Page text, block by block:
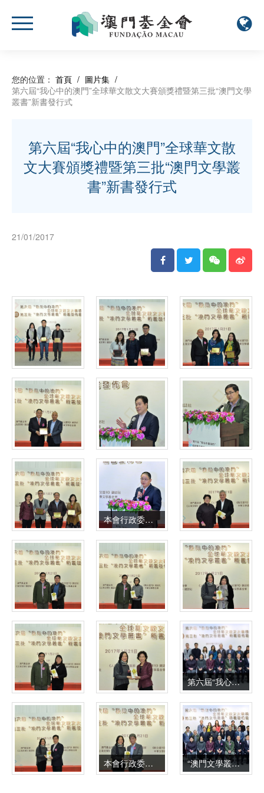
您的位置： 首頁 / 圖片集 /
第六屆“我心中的澳門”全球華文散文大賽頒獎禮暨第三批“澳門文學
叢書”新書發行式
第六屆“我心中的澳門”全球華文散
文大賽頒獎禮暨第三批“澳門文學叢
書”新書發行式
21/01/2017
本會行政委員會吳志良主席致辭
第六屆“我心目的澳門”全球華文散文大賽得獎者與主辦單位代表及嘉賓合照
本會行政委員會鍾怡副主席贈書予文化部民族民間文藝發展中心李松主任 “澳門文學叢書”作者、主編與出版單位代表及嘉賓合照